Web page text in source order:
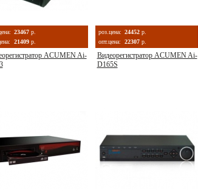
23467 р.
21409 р.
ACUMEN Ai-
роз.цена: 24452 р.
опт.цена:
22307 р.
Видеорегистратор ACUMEN Ai-
D165S